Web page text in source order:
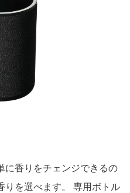
に香りをチェンジできるの
りを選べます。 専用ボトル